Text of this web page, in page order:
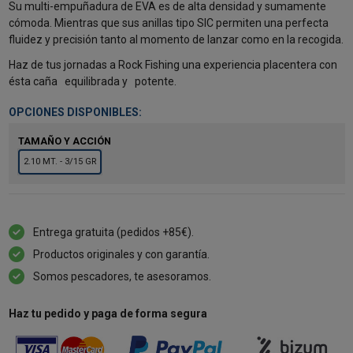
Su multi-empuñadura de EVA es de alta densidad y sumamente
cómoda. Mientras que sus anillas tipo SIC permiten una perfecta
fluidez y precisión tanto al momento de lanzar como en la recogida.
Haz de tus jornadas a Rock Fishing una experiencia placentera con
ésta caña
equilibrada y potente.
OPCIONES DISPONIBLES:
TAMAÑO Y ACCIÓN
2.10 MT. - 3/15 GR
Entrega gratuita (pedidos +85€).
Productos originales y con garantía.
Somos pescadores, te asesoramos.
Haz tu pedido y paga de forma segura